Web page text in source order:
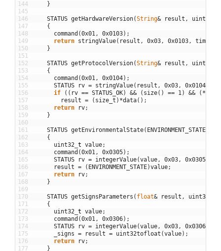
144
145
146
147
148
149
150
151
152
153
154
155
156
157
158
159
160
161
162
163
164
165
166
167
168
169
170
171
172
173
174
175
176
177
}
STATUS getHardwareVersion(String& result , uint32
{
command (0x01, 0x0103) ;
return stringValue( result , 0x03, 0x0103, timeout
}
STATUS getProtocolVersion(String& result , uint32
{
command (0x01, 0x0104) ;
STATUS
rv = stringValue( result , 0x03, 0x0104
if
( ( rv == STATUS_OK) && ( size( ) == 1) && ( *
result = ( size_t ) *data( ) ;
return
rv;
}
STATUS getEnvironmentalState( ENVIRONMENT_STATE
{
uint32 t value;
command (0x01, 0x0305) ;
STATUS
rv = integerValue(value, 0x03, 0x0305
result = ( ENVIRONMENT_STATE)value;
return
rv;
}
STATUS getSignsParameters ( float& result , uint32
{
uint32 t value;
command (0x01, 0x0306) ;
STATUS
rv = integerValue(value, 0x03, 0x0306
_signs = result = uint32tofloat (value) ;
return
rv;
}